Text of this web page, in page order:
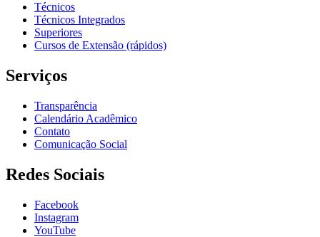
Técnicos
Técnicos Integrados
Superiores
Cursos de Extensão (rápidos)
Serviços
Transparência
Calendário Acadêmico
Contato
Comunicação Social
Redes Sociais
Facebook
Instagram
YouTube